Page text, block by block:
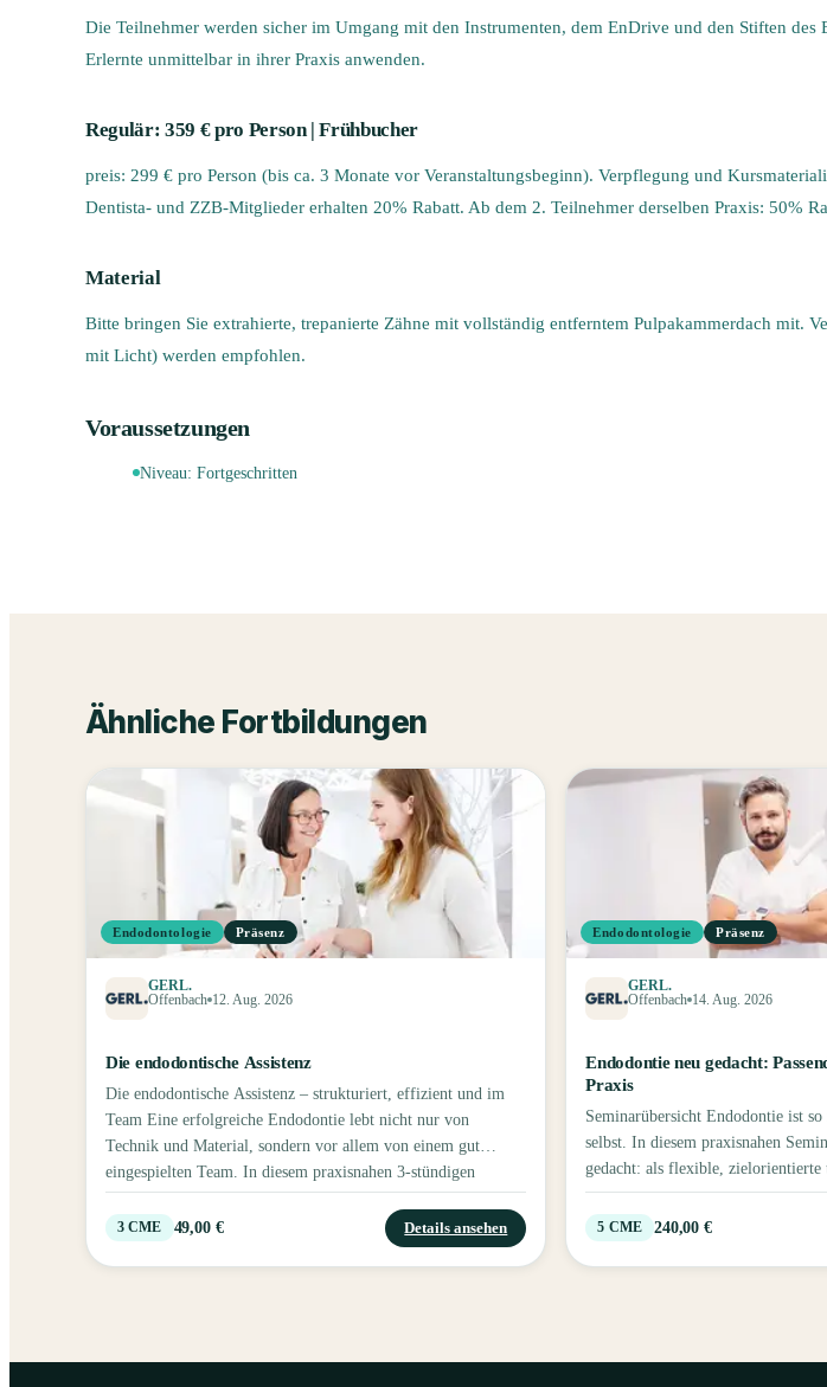
Die Teilnehmer werden sicher im Umgang mit den Instrumenten, dem EnDrive und den Stiften des
Erlernte unmittelbar in ihrer Praxis anwenden.
Regulär: 359 € pro Person | Frühbucher
preis: 299 € pro Person (bis ca. 3 Monate vor Veranstaltungsbeginn). Verpflegung und
Dentista- und ZZB-Mitglieder erhalten 20% Rabatt. Ab dem 2. Teilnehmer derselben Praxis: 50%
Material
Bitte bringen Sie extrahierte, trepanierte Zähne mit vollständig entferntem Pulpakammerdach mit.
mit Licht) werden empfohlen.
Voraussetzungen
Niveau: Fortgeschritten
Ähnliche Fortbildungen
Endodontologie Präsenz
GERL.
Offenbach 12. Aug. 2026
Die endodontische Assistenz
Die endodontische Assistenz – strukturiert, effizient und im
Team Eine erfolgreiche Endodontie lebt nicht nur von
Technik und Material, sondern vor allem von einem gut
eingespielten Team. In diesem praxisnahen 3-stündigen
Seminar erhalten insbesondere Zahnmedizinische
Fachangestellte, aber auch Zahnärztinnen und Zahnärzte,
einen fundierten und verständlichen Einblick in die moderne
3 CME 49,00 € Details ansehen
Endodontologie Präsenz
GERL.
Offenbach 14. Aug. 2026
Endodontie neu gedacht:
Praxis
Seminarübersicht Endodontie ist
selbst. In diesem praxisnahen
gedacht: als flexible, zielorientierte
Gesamtkonzepte, aus denen jede
wählen kann. Ziel der Fortbildung
Zahnärzten eine klare Orientierung
wirklich wichtig in der Endodontie
5 CME 240,00 €